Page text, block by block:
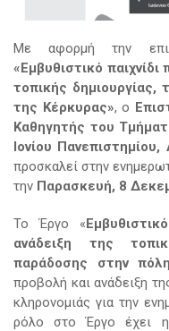
Με αφορμή την
«Εμβυθιστικό
τοπικής δημιουργίας,
της Κέρκυρας», ο
Καθηγητής του
Ιονίου
προσκαλεί στην
την Παρασκευή, 8
Το Έργο «
ανάδειξη της
παράδοσης στην
προβολή και ανάδειξη
κληρονομιάς για την
ρόλο στο Έργο έχει η